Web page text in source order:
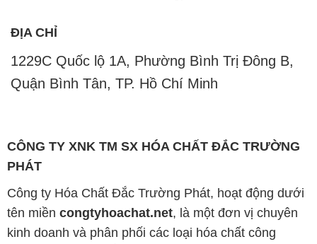
ĐỊA CHỈ
1229C Quốc lộ 1A, Phường Bình Trị Đông B,
Quận Bình Tân, TP. Hồ Chí Minh
CÔNG TY XNK TM SX HÓA CHẤT ĐẮC TRƯỜNG
PHÁT
Công ty Hóa Chất Đắc Trường Phát, hoạt động dưới
tên miền congtyhoachat.net, là một đơn vị chuyên
kinh doanh và phân phối các loại hóa chất công